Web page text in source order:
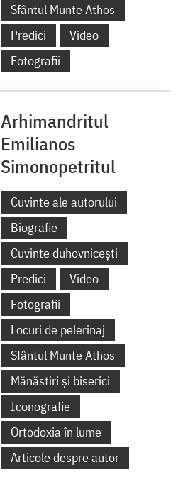
Sfântul Munte Athos
Predici
Video
Fotografii
Arhimandritul
Emilianos
Simonopetritul
Cuvinte ale autorului
Biografie
Cuvinte duhovnicești
Predici
Video
Fotografii
Locuri de pelerinaj
Sfântul Munte Athos
Mănăstiri și biserici
Iconografie
Ortodoxia în lume
Articole despre autor